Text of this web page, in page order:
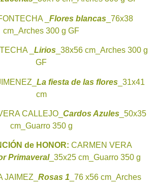
_ Flores blancas_76x38
cm_Arches 300 g GF
_ Lirios _38x56 cm_Arches 300 g
GF
La fiesta de las flores _31x41
cm
CALLEJO_ Cardos Azules _50x35
cm_Guarro 350 g
de HONOR: CARMEN VERA
Primaveral_35x25 cm_Guarro 350 g
JAIMEZ_ Rosas 1 _76 x56 cm_Arches